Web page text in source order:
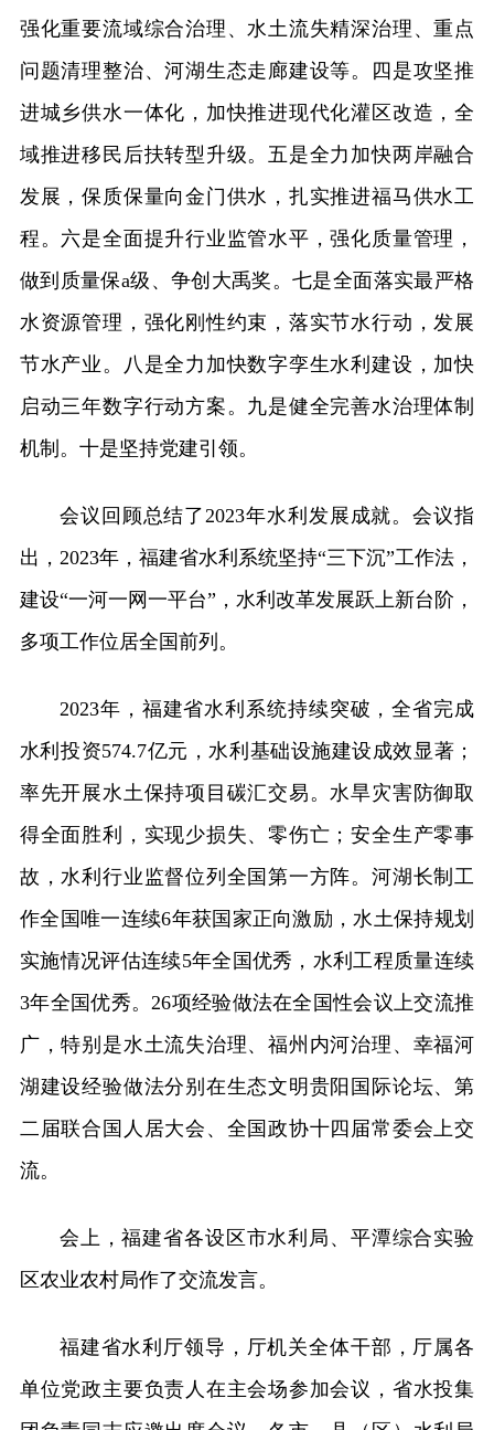
强化重要流域综合治理、水土流失精深治理、重点
问题清理整治、河湖生态走廊建设等。四是攻坚推
进城乡供水一体化，加快推进现代化灌区改造，全
域推进移民后扶转型升级。五是全力加快两岸融合
发展，保质保量向金门供水，扎实推进福马供水工
程。六是全面提升行业监管水平，强化质量管理，
做到质量保a级、争创大禹奖。七是全面落实最严格
水资源管理，强化刚性约束，落实节水行动，发展
节水产业。八是全力加快数字孪生水利建设，加快
启动三年数字行动方案。九是健全完善水治理体制
机制。十是坚持党建引领。
会议回顾总结了2023年水利发展成就。会议指
出，2023年，福建省水利系统坚持“三下沉”工作法，
建设“一河一网一平台”，水利改革发展跃上新台阶，
多项工作位居全国前列。
2023年，福建省水利系统持续突破，全省完成
水利投资574.7亿元，水利基础设施建设成效显著；
率先开展水土保持项目碳汇交易。水旱灾害防御取
得全面胜利，实现少损失、零伤亡；安全生产零事
故，水利行业监督位列全国第一方阵。河湖长制工
作全国唯一连续6年获国家正向激励，水土保持规划
实施情况评估连续5年全国优秀，水利工程质量连续
3年全国优秀。26项经验做法在全国性会议上交流推
广，特别是水土流失治理、福州内河治理、幸福河
湖建设经验做法分别在生态文明贵阳国际论坛、第
二届联合国人居大会、全国政协十四届常委会上交
流。
会上，福建省各设区市水利局、平潭综合实验
区农业农村局作了交流发言。
福建省水利厅领导，厅机关全体干部，厅属各
单位党政主要负责人在主会场参加会议，省水投集